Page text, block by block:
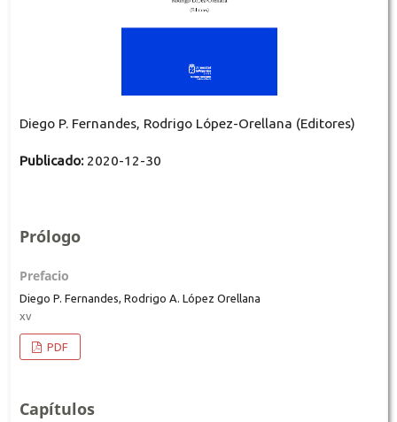
Diego P. Fernandes, Rodrigo López-Orellana (Editores)
Publicado: 2020-12-30
Prólogo
Prefacio
Diego P. Fernandes, Rodrigo A. López Orellana
xv
PDF
Capítulos